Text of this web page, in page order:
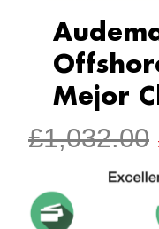
Mejor
£1,032.00